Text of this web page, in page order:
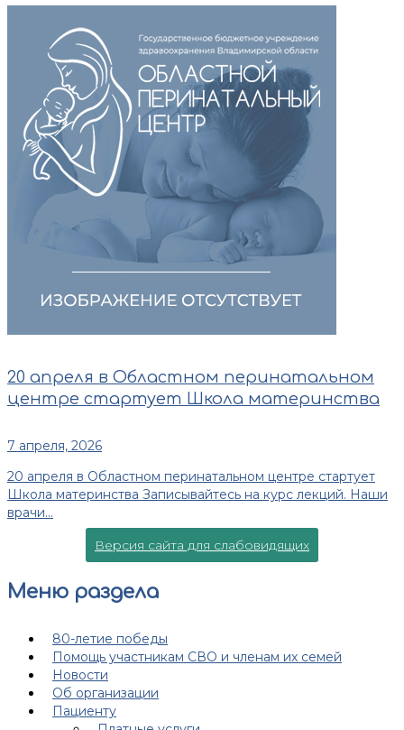
20 апреля в Областном перинатальном
центре стартует Школа материнства
7 апреля, 2026
20 апреля в Областном перинатальном центре стартует
Школа материнства Записывайтесь на курс лекций. Наши
врачи...
Версия сайта для слабовидящих
Меню раздела
80-летие победы
Помощь участникам СВО и членам их семей
Новости
Об организации
Пациенту